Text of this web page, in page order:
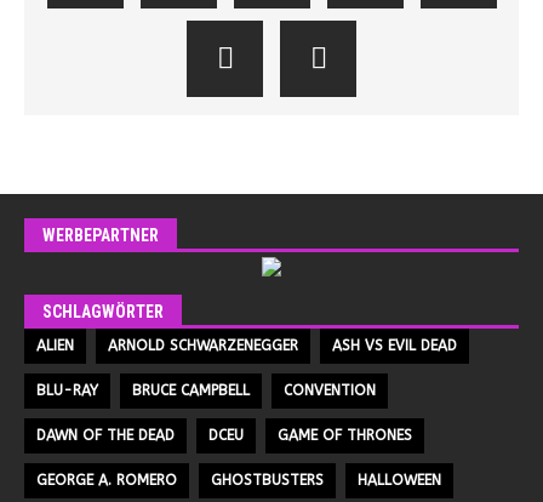
WERBEPARTNER
SCHLAGWÖRTER
ALIEN ARNOLD SCHWARZENEGGER ASH VS EVIL DEAD
BLU-RAY BRUCE CAMPBELL CONVENTION
DAWN OF THE DEAD DCEU GAME OF THRONES
GEORGE A. ROMERO GHOSTBUSTERS HALLOWEEN